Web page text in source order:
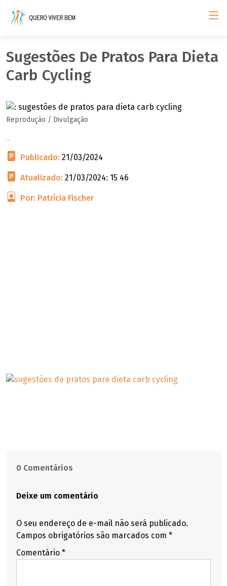
Sugestões De Pratos Para Dieta
Carb Cycling
Reprodução / Divulgação
...
Publicado: 21/03/2024
Atualizado: 21/03/2024: 15 46
Por: Patrícia Fischer
0 Comentários
Deixe um comentário
O seu endereço de e-mail não será publicado.
Campos obrigatórios são marcados com *
Comentário *